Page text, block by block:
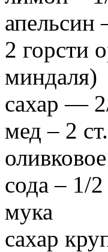
апельсин
2 горсти
миндаля)
сахар —
мед – 2
сода – 1/
мука
сахар